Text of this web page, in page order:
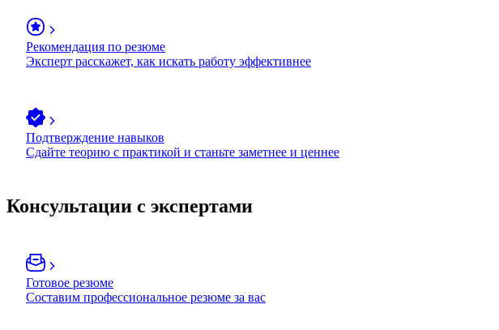
Рекомендация по резюме
Эксперт расскажет, как искать работу эффективнее
Подтверждение навыков
Сдайте теорию с практикой и станьте заметнее и ценнее
Консультации с экспертами
Готовое резюме
Составим профессиональное резюме за вас